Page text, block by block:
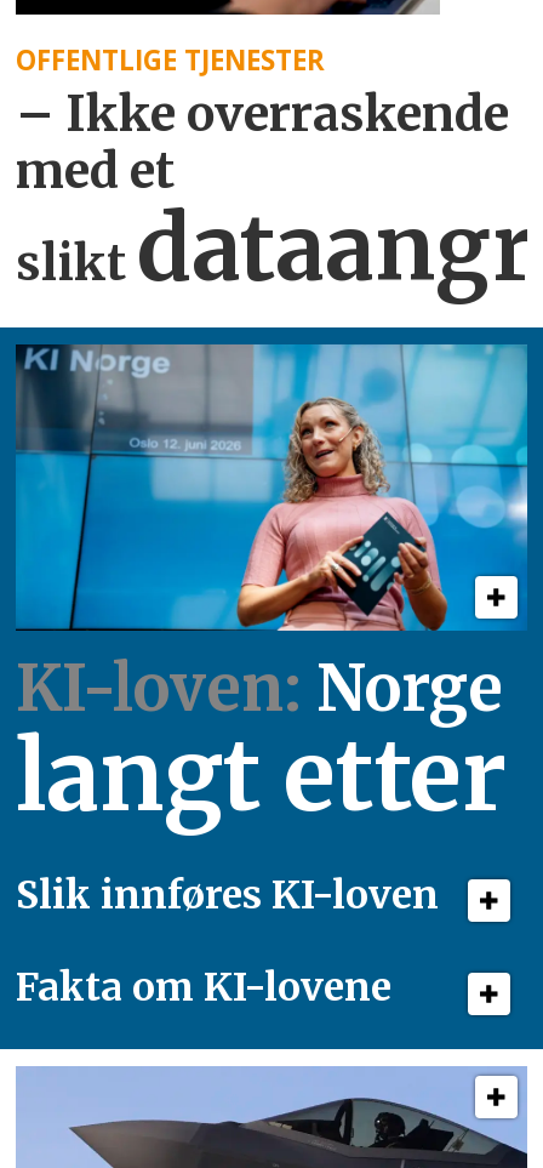
OFFENTLIGE TJENESTER
– Ikke overraskende
med et
slikt
KI-loven: Norge
langt etter
Slik innføres KI-loven
Fakta om KI-lovene